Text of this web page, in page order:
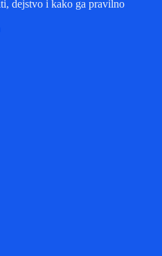
dejstvo i kako ga pravilno